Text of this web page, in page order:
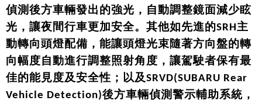
偵測後方車輛發出的強光，自動調整鏡面減少眩
光，讓夜間行車更加安全。其他如先進的SRH主
動轉向頭燈配備，能讓頭燈光束隨著方向盤的轉
向幅度自動進行調整照射角度，讓駕駛者保有最
佳的能見度及安全性；以及SRVD(SUBARU Rear
Vehicle Detection)後方車輛偵測警示輔助系統，